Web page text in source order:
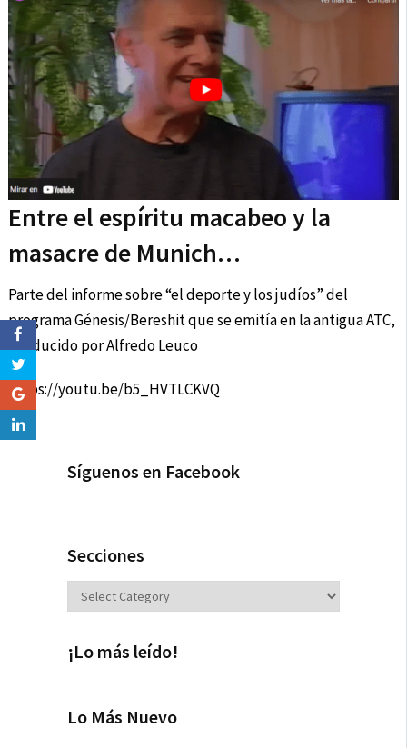
Entre el espíritu macabeo y la
masacre de Munich…
Parte del informe sobre “el deporte y los judíos” del
programa Génesis/Bereshit que se emitía en la antigua ATC,
conducido por Alfredo Leuco
https://youtu.be/b5_HVTLCKVQ
Síguenos en Facebook
Secciones
Secciones
¡Lo más leído!
Lo Más Nuevo